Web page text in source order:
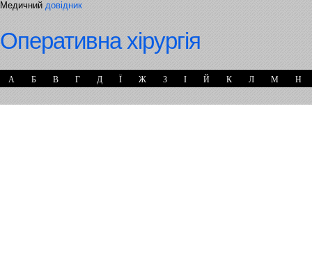
Медичний довідник
Оперативна хірургія
А Б В Г Д Ї Ж З І Й К Л М Н